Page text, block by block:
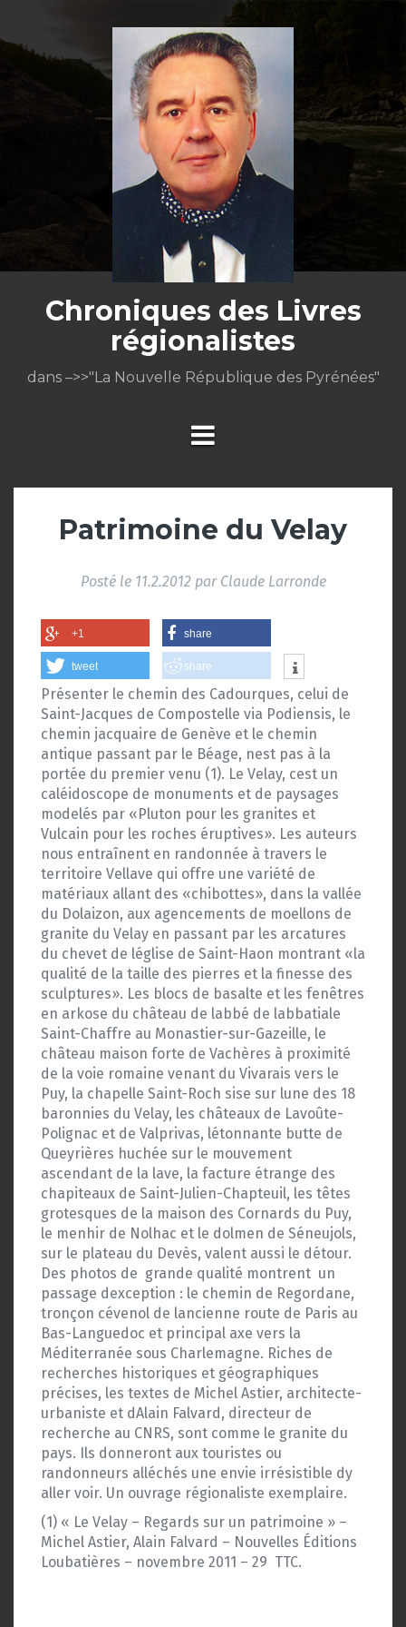
contenu
Chroniques des Livres
régionalistes
dans –>>"La Nouvelle République des Pyrénées"
Patrimoine du Velay
Posté le 11.2.2012par Claude Larronde
+1 share
tweet share
Présenter le chemin des Cadourques, celui de
Saint-Jacques de Compostelle via Podiensis, le
chemin jacquaire de Genève et le chemin
antique passant par le Béage, nest pas à la
portée du premier venu (1). Le Velay, cest un
caléidoscope de monuments et de paysages
modelés par «Pluton pour les granites et
Vulcain pour les roches éruptives». Les auteurs
nous entraînent en randonnée à travers le
territoire Vellave qui offre une variété de
matériaux allant des «chibottes», dans la vallée
du Dolaizon, aux agencements de moellons de
granite du Velay en passant par les arcatures
du chevet de léglise de Saint-Haon montrant «la
qualité de la taille des pierres et la finesse des
sculptures». Les blocs de basalte et les fenêtres
en arkose du château de labbé de labbatiale
Saint-Chaffre au Monastier-sur-Gazeille, le
château maison forte de Vachères à proximité
de la voie romaine venant du Vivarais vers le
Puy, la chapelle Saint-Roch sise sur lune des 18
baronnies du Velay, les châteaux de Lavoûte-
Polignac et de Valprivas, létonnante butte de
Queyrières huchée sur le mouvement
ascendant de la lave, la facture étrange des
chapiteaux de Saint-Julien-Chapteuil, les têtes
grotesques de la maison des Cornards du Puy,
le menhir de Nolhac et le dolmen de Séneujols,
sur le plateau du Devès, valent aussi le détour.
Des photos de grande qualité montrent un
passage dexception : le chemin de Regordane,
tronçon cévenol de lancienne route de Paris au
Bas-Languedoc et principal axe vers la
Méditerranée sous Charlemagne. Riches de
recherches historiques et géographiques
précises, les textes de Michel Astier, architecte-
urbaniste et dAlain Falvard, directeur de
recherche au CNRS, sont comme le granite du
pays. Ils donneront aux touristes ou
randonneurs alléchés une envie irrésistible dy
aller voir. Un ouvrage régionaliste exemplaire.
(1) « Le Velay – Regards sur un patrimoine » –
Michel Astier, Alain Falvard – Nouvelles Éditions
Loubatières – novembre 2011 – 29  TTC.